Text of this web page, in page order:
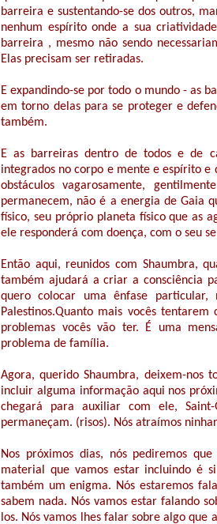
barreira e sustentando-se dos outros,
nenhum espírito onde a sua
barreira , mesmo não sendo
Elas precisam ser retiradas.
E expandindo-se por todo o mundo - as
em torno delas para se proteger e
também.
E as barreiras dentro de todos e de
integrados no corpo e mente e espírito e
obstáculos vagarosamente,
permanecem, não é a energia de Gaia
físico, seu próprio planeta físico que as
ele responderá com doença, com o seu
Então aqui, reunidos com Shaumbra,
também ajudará a criar a consciência
quero colocar uma ênfase
Palestinos.Quanto mais vocês
problemas vocês vão ter. É uma
problema de família.
Agora, querido Shaumbra, deixem-nos
incluir alguma informação aqui nos
chegará para auxiliar com ele,
permaneçam. (risos). Nós atraímos
Nos próximos dias, nós pediremos
material que vamos estar incluindo é
também um enigma. Nós estaremos
sabem nada. Nós vamos estar falando
los. Nós vamos lhes falar sobre algo